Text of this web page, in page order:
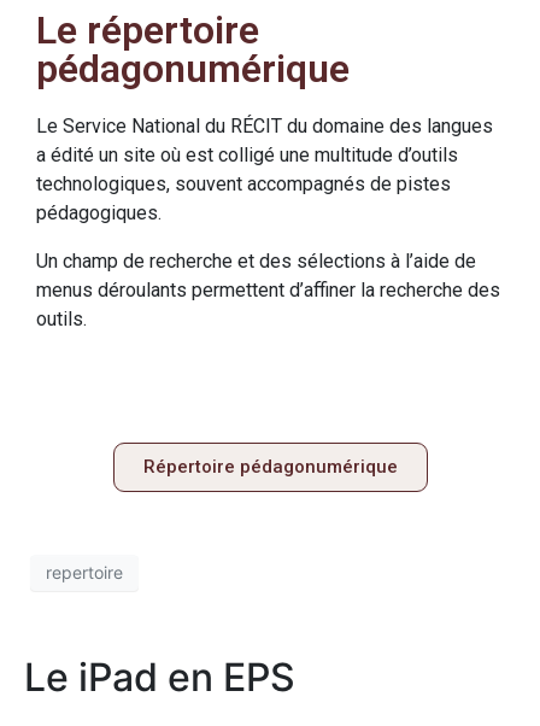
Le répertoire
pédagonumérique
Le Service National du RÉCIT du domaine des langues
a édité un site où est colligé une multitude d’outils
technologiques, souvent accompagnés de pistes
pédagogiques.
Un champ de recherche et des sélections à l’aide de
menus déroulants permettent d’affiner la recherche des
outils.
Répertoire pédagonumérique
repertoire
Le iPad en EPS